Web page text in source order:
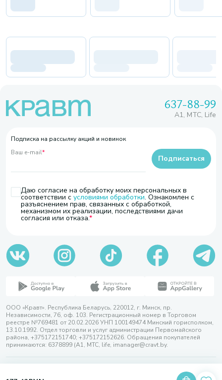
637-88-99
A1, МТС, Life
Подписка на рассылку акций и новинок
Ваш e-mail*
Даю согласие на обработку моих персональных в
соответствии с условиями обработки. Ознакомлен с
разъяснением прав, связанных с обработкой,
механизмом их реализации, последствиями дачи
согласия или отказа.
Подписаться
ООО «Кравт». Республика Беларусь, 220012, г. Минск, пр.
Независимости, 76, оф. 103. Регистрационный номер в Торговом
реестре №769481 от 20.02.2026 УНП 100149474 Минский горисполком,
13.10.1992. Отдел торговли и услуг администрации Первомайского
района, +375172151740; +375172152626. Обращения покупателей
принимаются: 6378899 (А1, МТС, life, imanager@cravt.by.